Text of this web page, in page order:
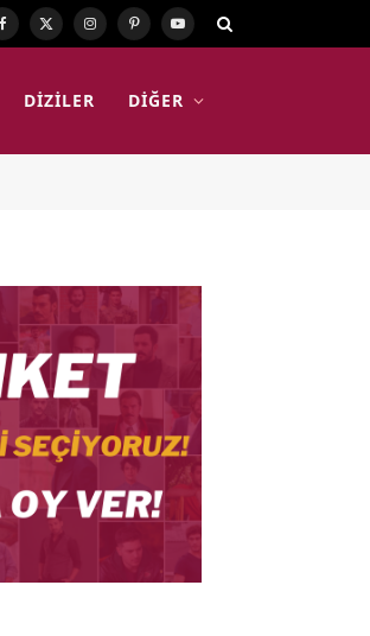
Facebook
X
Instagram
PinterestYouTube
DIZILER DIĞER